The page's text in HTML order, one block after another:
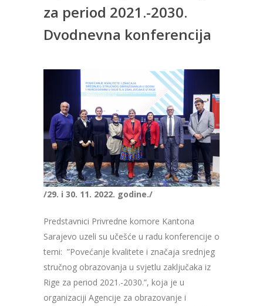
za period 2021.-2030.
Dvodnevna konferencija
/29. i 30. 11. 2022. godine./
Predstavnici Privredne komore Kantona
Sarajevo uzeli su učešće u radu konferencije o
temi: ”Povećanje kvalitete i značaja srednjeg
stručnog obrazovanja u svjetlu zaključaka iz
Rige za period 2021.-2030.”, koja je u
organizaciji Agencije za obrazovanje i